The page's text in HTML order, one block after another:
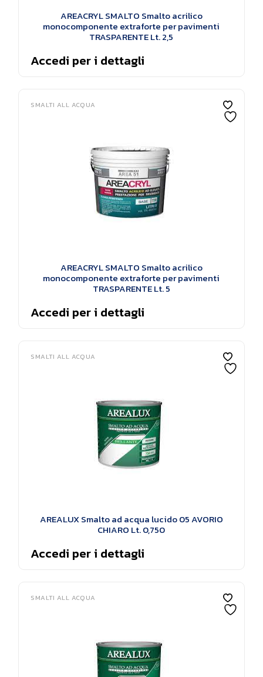
AREACRYL SMALTO Smalto acrilico
monocomponente extraforte per pavimenti
TRASPARENTE Lt. 2,5
Accedi per i dettagli
SMALTI ALL ACQUA
AREACRYL SMALTO Smalto acrilico
monocomponente extraforte per pavimenti
TRASPARENTE Lt. 5
Accedi per i dettagli
SMALTI ALL ACQUA
AREALUX Smalto ad acqua lucido 05 AVORIO
CHIARO Lt. 0,750
Accedi per i dettagli
SMALTI ALL ACQUA